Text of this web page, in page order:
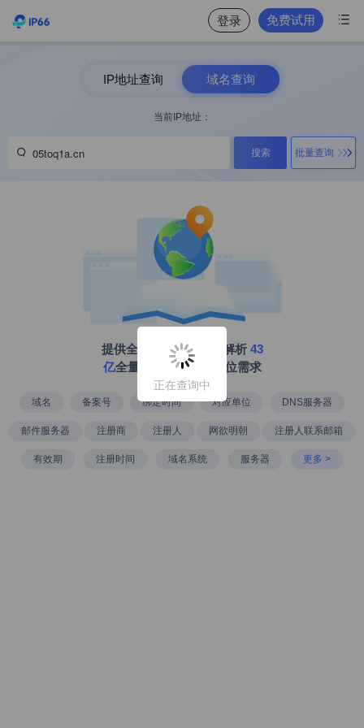
登录 免费试用 
IP地址查询 域名查询
当前IP地址：
 搜索 批量查询
提供全球IP地址、域名解析 43
亿全量数据库满足全方位需求
域名 备案号 绑定时间 对应单位 DNS服务器
邮件服务器 注册商 注册人 网欲明朝 注册人联系邮箱
有效期 注册时间 域名系统 服务器 更多 >
正在查询中